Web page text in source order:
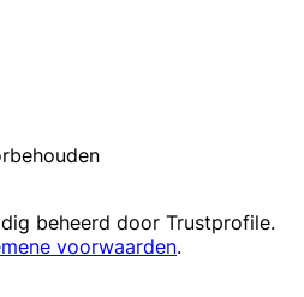
beheerd door Trustprofile.
voorwaarden.